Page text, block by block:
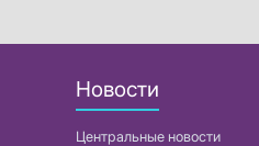
Новости
Центральные новости